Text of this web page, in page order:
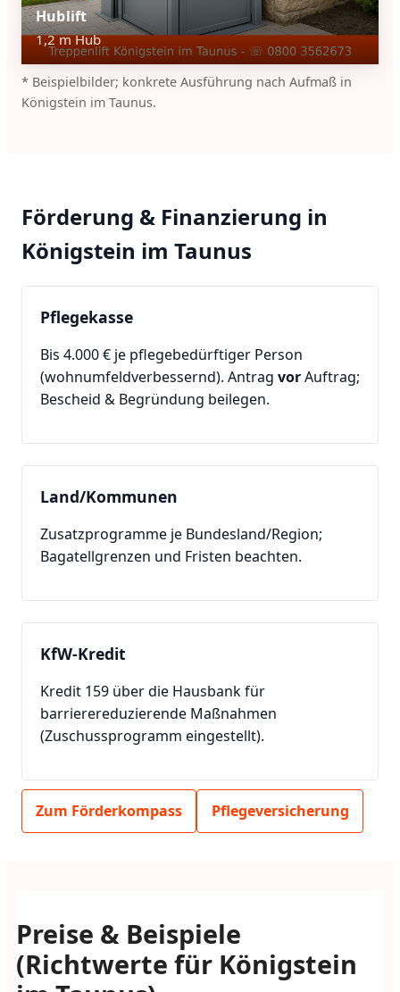
Hublift
1,2 m Hub
* Beispielbilder; konkrete Ausführung nach Aufmaß in
Königstein im Taunus.
Förderung & Finanzierung in
Königstein im Taunus
Pflegekasse
Bis 4.000 € je pflegebedürftiger Person
(wohnumfeldverbessernd). Antrag vorAuftrag;
Bescheid & Begründung beilegen.
Land/Kommunen
Zusatzprogramme je Bundesland/Region;
Bagatellgrenzen und Fristen beachten.
KfW-Kredit
Kredit 159 über die Hausbank für
barrierereduzierende Maßnahmen
(Zuschussprogramm eingestellt).
Zum Förderkompass Pflegeversicherung
Preise & Beispiele
(Richtwerte für Königstein